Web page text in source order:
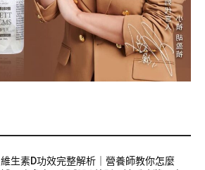
維生素D功效完整解析｜營養師教你怎麼